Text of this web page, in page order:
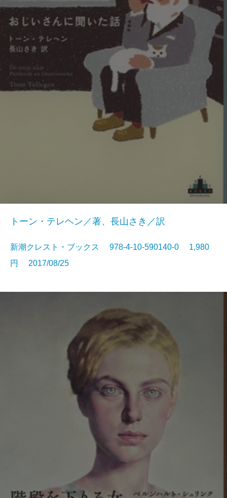
トーン・テレヘン／著、長山さき／訳
新潮クレスト・ブックス 978-4-10-590140-0 1,980
円 2017/08/25